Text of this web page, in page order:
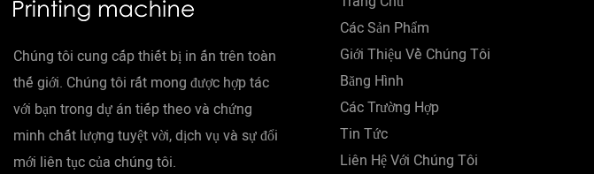
Chúng tôi cung cấp thiết bị in ấn trên toàn
thế giới. Chúng tôi rất mong được hợp tác
với bạn trong dự án tiếp theo và chứng
minh chất lượng tuyệt vời, dịch vụ và sự đổi
mới liên tục của chúng tôi.
Các Sản Phẩm
Giới Thiệu Về Chúng Tôi
Băng Hình
Các Trường Hợp
Tin Tức
Liên Hệ Với Chúng Tôi